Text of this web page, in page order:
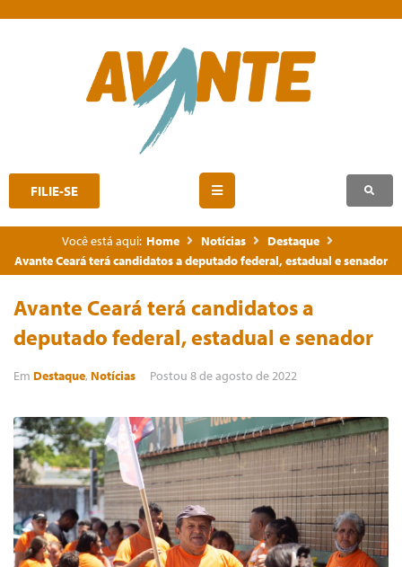
FILIE-SE
Você está aqui: Home Notícias
Destaque
Avante Ceará terá candidatos a deputado federal, estadual e senador
Avante Ceará terá candidatos a
deputado federal, estadual e senador
Em Destaque, Notícias Postou 8 de agosto de 2022